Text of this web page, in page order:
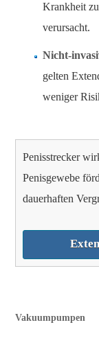
Krankheit
verursacht.
Nicht-
gelten
weniger
Penisstrecker
Penisgewebe
dauerhaften
Vakuumpumpen